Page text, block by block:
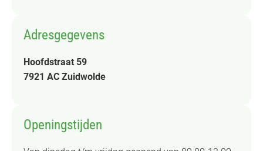
Adresgegevens
Hoofdstraat 59
7921 AC Zuidwolde
Openingstijden